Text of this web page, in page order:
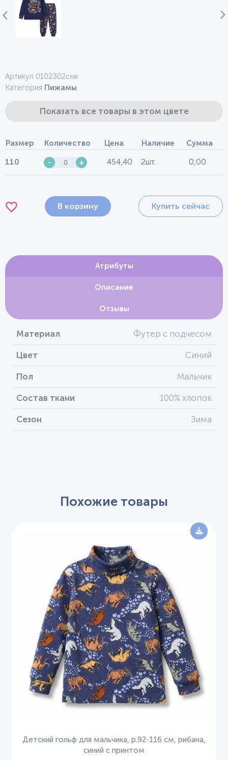
Артикул 0102302смк
Категория Пижамы
Показать все товары в этом цвете
Размер Количество Цена Наличие Сумма
110 - + 454,40 2шт. 0,00
В корзину Купить сейчас
Атрибуты
Описание
Отзывы
Материал Футер с подчесом
Цвет Синий
Пол Мальчик
Состав ткани 100% хлопок
Сезон Зима
Похожие товары
Детский гольф для мальчика, р.92-116 см, рибана,
синий с принтом